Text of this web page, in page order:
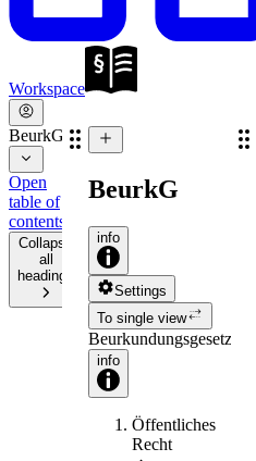
Workspace
BeurkG
Open
table of
contents
Collapse
all
headings
BeurkG
info
Settings
To single view
Beurkundungsgesetz
info
Öffentliches
Recht